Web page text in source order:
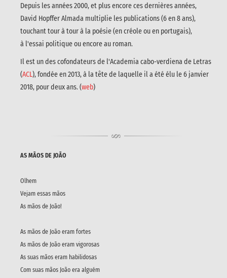
Depuis les années 2000, et plus encore ces dernières années,
David Hopffer Almada multiplie les publications (6 en 8 ans),
touchant tour à tour à la poésie (en créole ou en portugais),
à l'essai politique ou encore au roman.
Il est un des cofondateurs de l'Academia cabo-verdiena de Letras
(ACL), fondée en 2013, à la tête de laquelle il a été élu le 6 janvier
2018, pour deux ans. (web)
AS MÃOS DE JOÃO
Olhem
Vejam essas mãos
As mãos de João!
As mãos de João eram fortes
As mãos de João eram vigorosas
As suas mãos eram habilidosas
Com suas mãos João era alguém